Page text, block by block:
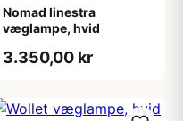
Nomad linestra
væglampe, hvid
3.350,00 kr